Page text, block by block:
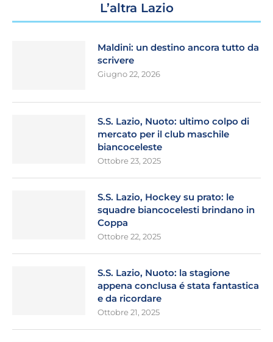
L’altra Lazio
Maldini: un destino ancora tutto da
scrivere
Giugno 22, 2026
S.S. Lazio, Nuoto: ultimo colpo di
mercato per il club maschile
biancoceleste
Ottobre 23, 2025
S.S. Lazio, Hockey su prato: le
squadre biancocelesti brindano in
Coppa
Ottobre 22, 2025
S.S. Lazio, Nuoto: la stagione
appena conclusa é stata fantastica
e da ricordare
Ottobre 21, 2025